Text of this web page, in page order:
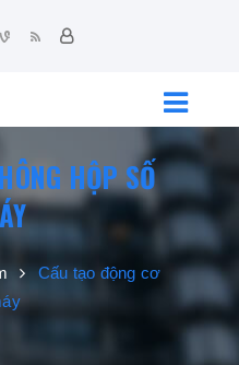
HỘP SỐ
Cấu tạo động cơ